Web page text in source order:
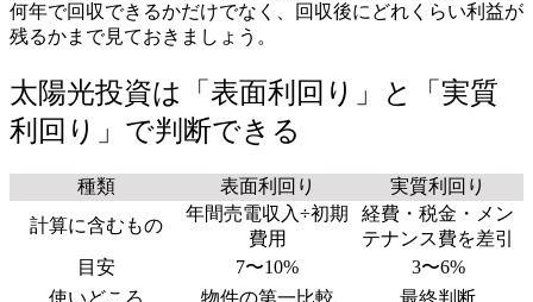
何年で回収できるかだけでなく、回収後にどれくらい利益が
残るかまで見ておきましょう。
太陽光投資は「表面利回り」と「実質
利回り」で判断できる
種類 表面利回り
実質利回り
計算に含むもの
年間売電収入÷初期
費用
経費・税金・メン
テナンス費を差引
目安
7〜10%
3〜6%
使いどころ
物件の第一比較 最終判断